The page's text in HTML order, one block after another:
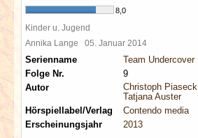
8,0
Kinder u. Jugend
Annika Lange 05. Januar 2014
Serienname
Team Undercover
Folge Nr.
9
Autor
Christoph Piasecki
Tatjana Auster
Hörspiellabel/Verlag
Contendo media
Erscheinungsjahr
2013